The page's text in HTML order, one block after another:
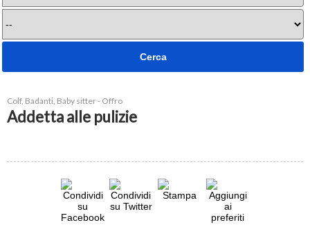
Colf, Badanti, Baby sitter - Offro
Addetta alle pulizie